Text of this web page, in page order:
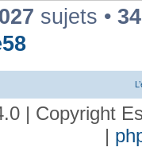
sujets •
| Copyright
|